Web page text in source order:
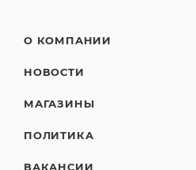
О КОМПАНИИ
НОВОСТИ
МАГАЗИНЫ
ПОЛИТИКА
ВАКАНСИИ